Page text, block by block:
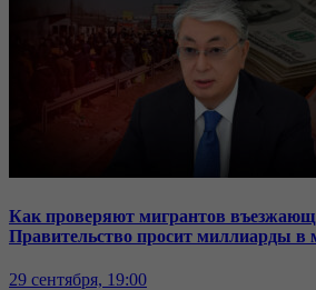
Как проверяют мигрантов
Правительство просит миллиарды в
29 сентября, 19:00